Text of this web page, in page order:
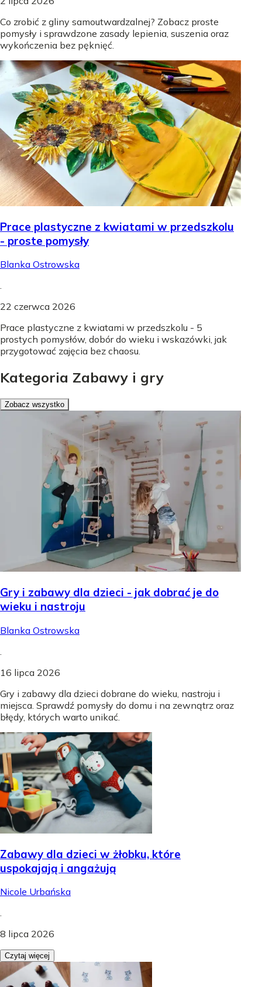
Co zrobić z gliny samoutwardzalnej? Zobacz proste
pomysły i sprawdzone zasady lepienia, suszenia oraz
wykończenia bez pęknięć.
Prace plastyczne z kwiatami w przedszkolu
- proste pomysły
Blanka Ostrowska
.
22 czerwca 2026
Prace plastyczne z kwiatami w przedszkolu - 5
prostych pomysłów, dobór do wieku i wskazówki, jak
przygotować zajęcia bez chaosu.
Kategoria Zabawy i gry
Zobacz wszystko
Gry i zabawy dla dzieci - jak dobrać je do
wieku i nastroju
Blanka Ostrowska
16 lipca 2026
Gry i zabawy dla dzieci dobrane do wieku, nastroju i
miejsca. Sprawdź pomysły do domu i na zewnątrz oraz
błędy, których warto unikać.
Zabawy dla dzieci w żłobku, które
uspokajają i angażują
Nicole Urbańska
.
8 lipca 2026
Czytaj więcej